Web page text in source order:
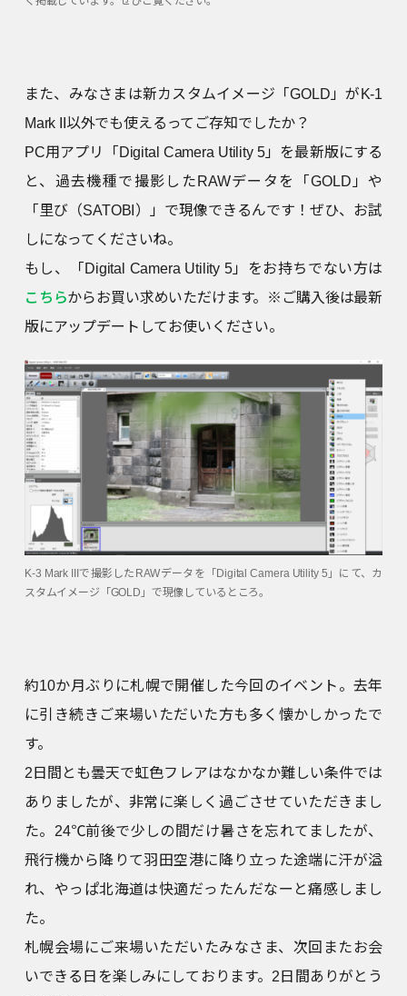
また、みなさまは新カスタムイメージ「GOLD」がK-1
Mark II以外でも使えるってご存知でしたか？
PC用アプリ「Digital Camera Utility 5」を最新版にする
と、過去機種で撮影したRAWデータを「GOLD」や
「里び（SATOBI）」で現像できるんです！ぜひ、お試
しになってくださいね。
もし、「Digital Camera Utility 5」をお持ちでない方は
こちらからお買い求めいただけます。※ご購入後は最新
版にアップデートしてお使いください。
K-3 Mark IIIで撮影したRAWデータを「Digital Camera Utility 5」にて、カ
スタムイメージ「GOLD」で現像しているところ。
約10か月ぶりに札幌で開催した今回のイベント。去年
に引き続きご来場いただいた方も多く懐かしかったで
す。
2日間とも曇天で虹色フレアはなかなか難しい条件では
ありましたが、非常に楽しく過ごさせていただきまし
た。24℃前後で少しの間だけ暑さを忘れてましたが、
飛行機から降りて羽田空港に降り立った途端に汗が溢
れ、やっぱ北海道は快適だったんだなーと痛感しまし
た。
札幌会場にご来場いただいたみなさま、次回またお会
いできる日を楽しみにしております。2日間ありがとう